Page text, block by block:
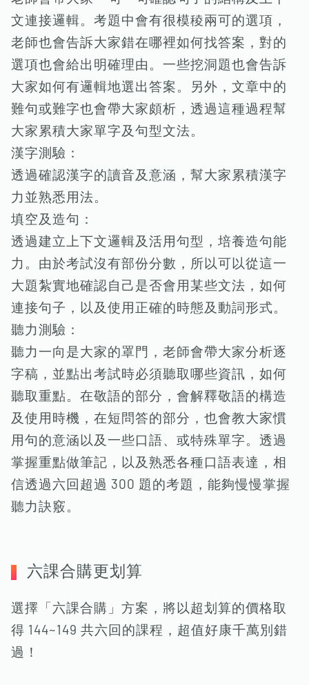
文連接邏輯。考題中會有很模稜兩可的選項，
老師也會告訴大家錯在哪裡如何找答案，對的
選項也會給出明確理由。一些挖洞題也會告訴
大家如何有邏輯地選出答案。另外，文章中的
難句或難字也會帶大家頗析，透過這種過程幫
大家累積大家單字及句型文法。
漢字測驗：
透過確認漢字的讀音及意涵，幫大家累積漢字
力並熟悉用法。
填空及造句：
透過建立上下文邏輯及活用句型，培養造句能
力。由於考試沒有部份分數，所以可以從這一
大題紮實地確認自己是否會用某些文法，如何
連接句子，以及使用正確的時態及動詞形式。
聽力測驗：
聽力一向是大家的罩門，老師會帶大家分析逐
字稿，並點出考試時必須聽取哪些資訊，如何
聽取重點。在敬語的部分，會解釋敬語的構造
及使用時機，在短問答的部分，也會教大家慣
用句的意涵以及一些口語、或特殊單字。透過
掌握重點做筆記，以及熟悉各種口語表達，相
信透過六回超過 300 題的考題，能夠慢慢掌握
聽力訣竅。
六課合購更划算
選擇「六課合購」方案，將以超划算的價格取
得 144~149 共六回的課程，超值好康千萬別錯
過！